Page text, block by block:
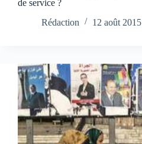
de service ?
Rédaction
12 août 2015